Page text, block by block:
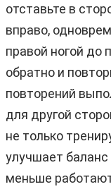
отставьте в
вправо,
правой ногой до
обратно и
повторений
для другой
не только
улучшает
меньше